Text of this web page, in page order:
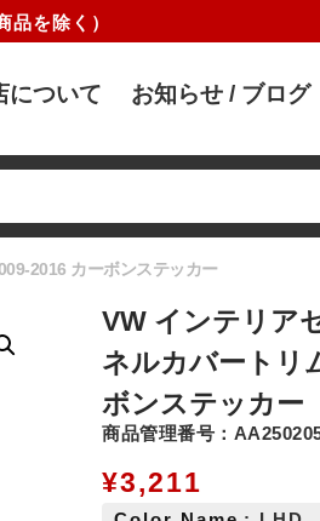
品を除く）
について お知らせ / ブログ
2016 カーボンステッカー
VW インテリア
ネルカバートリ
ボンステッカー
商品管理番号：
¥3,211